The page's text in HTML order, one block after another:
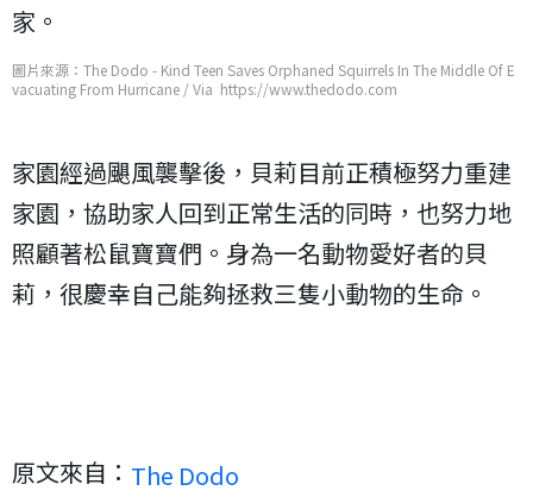
家。
圖片來源：The Dodo - Kind Teen Saves Orphaned Squirrels In The Middle Of E
vacuating From Hurricane / Via https://www.thedodo.com
家園經過颶風襲擊後，貝莉目前正積極努力重建
家園，協助家人回到正常生活的同時，也努力地
照顧著松鼠寶寶們。身為一名動物愛好者的貝
莉，很慶幸自己能夠拯救三隻小動物的生命。
原文來自： The Dodo